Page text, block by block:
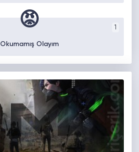
1
😡
Okumamış Olayım